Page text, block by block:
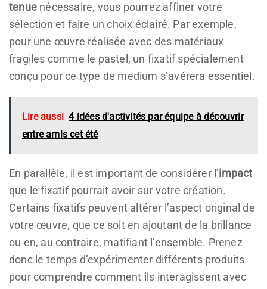
tenue nécessaire, vous pourrez affiner votre
sélection et faire un choix éclairé. Par exemple,
pour une œuvre réalisée avec des matériaux
fragiles comme le pastel, un fixatif spécialement
conçu pour ce type de medium s’avérera essentiel.
Lire aussi 4 idées d'activités par équipe à découvrir
entre amis cet été
En parallèle, il est important de considérer l’impact
que le fixatif pourrait avoir sur votre création.
Certains fixatifs peuvent altérer l’aspect original de
votre œuvre, que ce soit en ajoutant de la brillance
ou en, au contraire, matifiant l’ensemble. Prenez
donc le temps d’expérimenter différents produits
pour comprendre comment ils interagissent avec